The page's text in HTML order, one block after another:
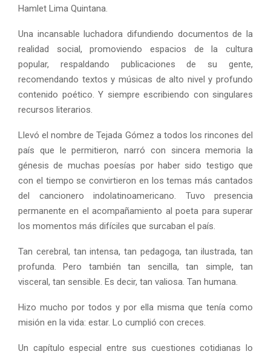
Hamlet Lima Quintana.
Una incansable luchadora difundiendo documentos de la
realidad social, promoviendo espacios de la cultura
popular, respaldando publicaciones de su gente,
recomendando textos y músicas de alto nivel y profundo
contenido poético. Y siempre escribiendo con singulares
recursos literarios.
Llevó el nombre de Tejada Gómez a todos los rincones del
país que le permitieron, narró con sincera memoria la
génesis de muchas poesías por haber sido testigo que
con el tiempo se convirtieron en los temas más cantados
del cancionero indolatinoamericano. Tuvo presencia
permanente en el acompañamiento al poeta para superar
los momentos más difíciles que surcaban el país.
Tan cerebral, tan intensa, tan pedagoga, tan ilustrada, tan
profunda. Pero también tan sencilla, tan simple, tan
visceral, tan sensible. Es decir, tan valiosa. Tan humana.
Hizo mucho por todos y por ella misma que tenía como
misión en la vida: estar. Lo cumplió con creces.
Un capítulo especial entre sus cuestiones cotidianas lo